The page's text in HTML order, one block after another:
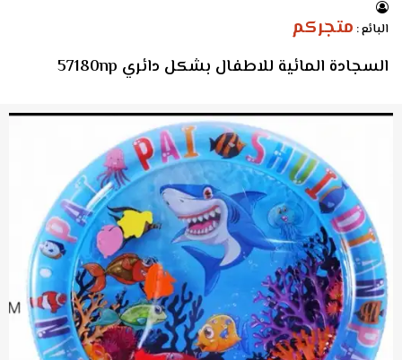
البائع : متجركم
السجادة المائية للاطفال بشكل دائري 57180np